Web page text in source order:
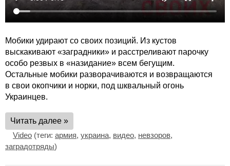
Мобики удирают со своих позиций. Из кустов
выскакивают «заградники» и расстреливают парочку
особо резвых в «назидание» всем бегущим.
Остальные мобики разворачиваются и возвращаются
в свои окопчики и норки, под шквальный огонь
Украинцев.
Читать далее »
Video (теги: армия, украина, видео, невзоров,
заградотряды)